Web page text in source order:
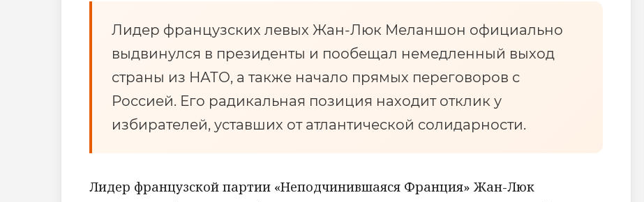
Лидер французских левых Жан-Люк Меланшон официально
выдвинулся в президенты и пообещал немедленный выход
страны из НАТО, а также начало прямых переговоров с
Россией. Его радикальная позиция находит отклик у
избирателей, уставших от атлантической солидарности.
Лидер французской партии «Неподчинившаяся Франция» Жан-Люк